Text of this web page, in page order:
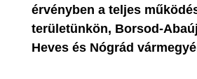
érvényben a teljes
területünkön, Borsod-
Heves és Nógrád